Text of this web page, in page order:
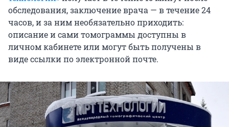
обследования, заключение врача — в течение 24
часов, и за ним необязательно приходить:
описание и сами томограммы доступны в
личном кабинете или могут быть получены в
виде ссылки по электронной почте.